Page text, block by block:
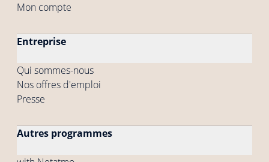
Mon compte
Entreprise
Qui sommes-nous
Nos offres d'emploi
Presse
Autres programmes